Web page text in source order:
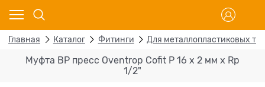
Главная Каталог Фитинги Для металлопластиковых
Муфта ВР пресс Oventrop Cofit P 16 х 2 мм х Rp
1/2"